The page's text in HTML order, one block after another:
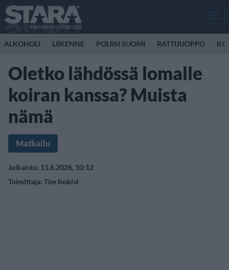
ALKOHOLI LIIKENNE POLIISI SUOMI RATTIJUOPPO
Oletko lähdössä lomalle
koiran kanssa? Muista
nämä
Matkailu
Julkaistu: 11.6.2026, 10:12
Toimittaja: Tim Isokivi